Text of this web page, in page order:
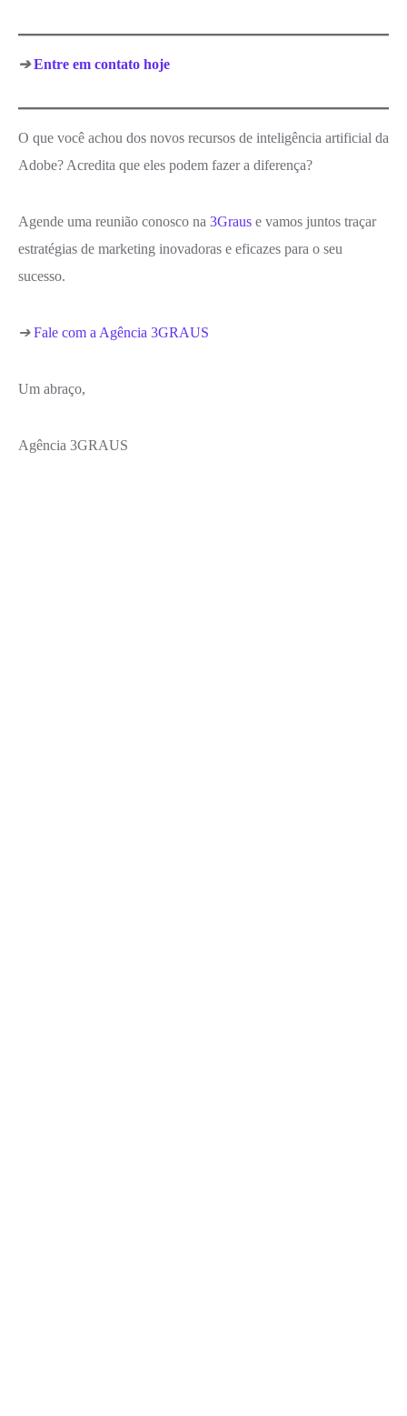
➔Entre em contato hoje
O que você achou dos novos recursos de inteligência artificial da
Adobe? Acredita que eles podem fazer a diferença?
Agende uma reunião conosco na 3Graus e vamos juntos traçar
estratégias de marketing inovadoras e eficazes para o seu
sucesso.
➔Fale com a Agência 3GRAUS
Um abraço,
Agência 3GRAUS